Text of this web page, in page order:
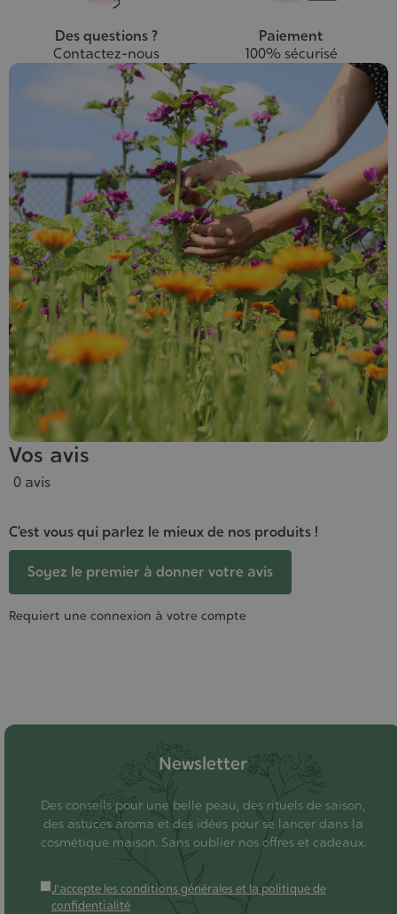
Des questions ?
Contactez-nous
Paiement
100% sécurisé
Vos avis
0 avis
C’est vous qui parlez le mieux de nos produits !
Soyez le premier à donner votre avis
Requiert une connexion à votre compte
Newsletter
Des conseils pour une belle peau, des rituels de saison,
des astuces aroma et des idées pour se lancer dans la
cosmétique maison. Sans oublier nos offres et cadeaux.
J'accepte les conditions générales et la politique de
confidentialité